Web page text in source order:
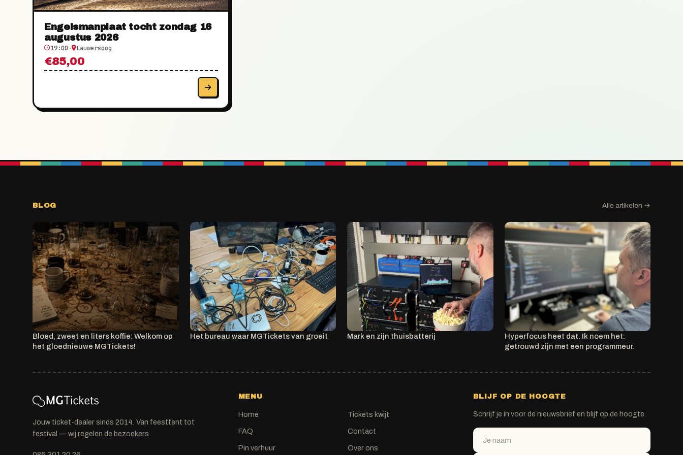
Engelsmanplaat tocht zondag 16
augustus 2026
19:00 · Lauwersoog
€85,00
BLOG Alle artikelen →
Bloed, zweet en liters koffie: Welkom op
het gloednieuwe MGTickets!
Het bureau waar MGTickets van groeit Mark en zijn thuisbatterij
Hyperfocus heet dat. Ik noem het:
getrouwd zijn met een programmeur.
Jouw ticket-dealer sinds 2014. Van feesttent tot
festival — wij regelen de bezoekers.
MENU
Home Tickets kwijt
FAQ Contact
Pin verhuur Over ons
BLIJF OP DE HOOGTE
Schrijf je in voor de nieuwsbrief en blijf op de hoogte.